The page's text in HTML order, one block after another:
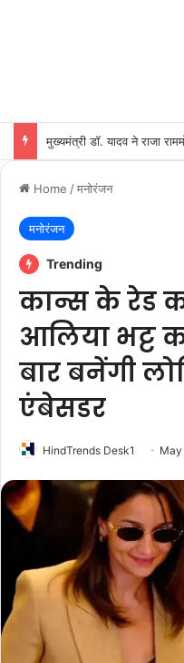
मुख्यमंत्री डॉ. यादव ने राजा
Home /मनोरंजन
मनोरंजन
Trending
कान्स के रेड
आलिया भट्ट
बार बनेंगी
एंबेसडर
HindTrends Desk1